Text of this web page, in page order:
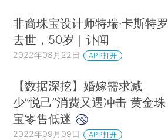
非裔珠宝设计师特瑞·卡斯特罗
去世，50岁｜讣闻
2022年08月22日 APP打开
【数据深挖】婚嫁需求减
少“悦己”消费又遇冲击 黄金珠
宝零售低迷
2022年09月09日 APP打开